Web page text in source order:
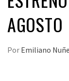
AGOSTO
Por Emiliano